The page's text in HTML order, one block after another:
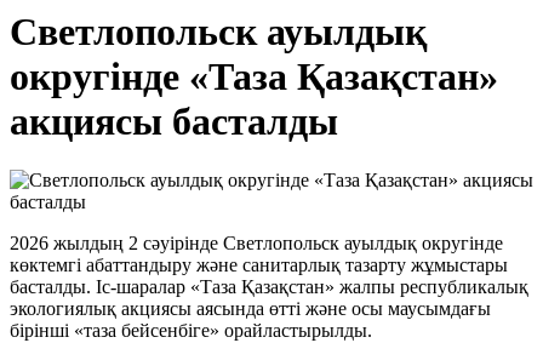
Светлопольск ауылдық
округінде «Таза Қазақстан»
акциясы басталды
2026 жылдың 2 сәуірінде Светлопольск ауылдық округінде
көктемгі абаттандыру және санитарлық тазарту жұмыстары
басталды. Іс-шаралар «Таза Қазақстан» жалпы республикалық
экологиялық акциясы аясында өтті және осы маусымдағы
бірінші «таза бейсенбіге» орайластырылды.